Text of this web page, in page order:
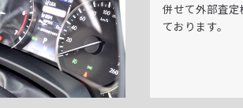
併せて外部査
ております。